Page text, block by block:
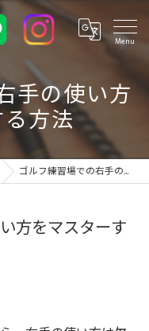
手の使い方
方法
ゴルフ練習場での右手の使い方をマスターする方法
方をマスターす